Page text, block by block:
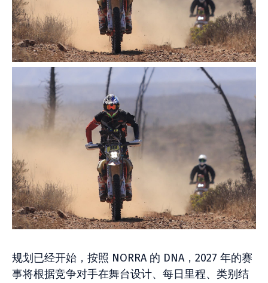
规划已经开始，按照 NORRA 的 DNA，2027 年的赛
事将根据竞争对手在舞台设计、每日里程、类别结